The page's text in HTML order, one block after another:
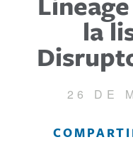
la
26 DE